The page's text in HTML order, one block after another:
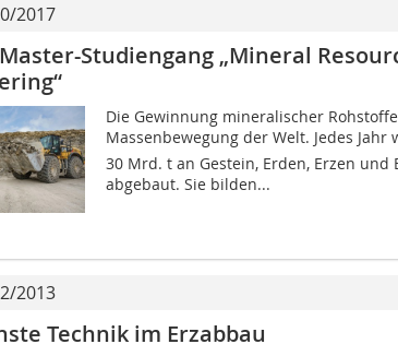
2017
Studiengang „Mineral
Die Gewinnung mineralischer
Massenbewegung der Welt. Jedes
30 Mrd. t an Gestein, Erden, Erzen und
abgebaut. Sie bilden...
2013
Technik im Erzabbau